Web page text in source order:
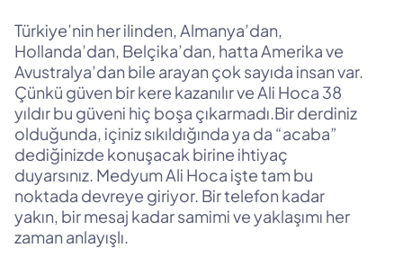
Türkiye’nin her ilinden, Almanya’dan,
Hollanda’dan, Belçika’dan, hatta Amerika ve
Avustralya’dan bile arayan çok sayıda insan var.
Çünkü güven bir kere kazanılır ve Ali Hoca 38
yıldır bu güveni hiç boşa çıkarmadı.Bir derdiniz
olduğunda, içiniz sıkıldığında ya da “acaba”
dediğinizde konuşacak birine ihtiyaç
duyarsınız. Medyum Ali Hoca işte tam bu
noktada devreye giriyor. Bir telefon kadar
yakın, bir mesaj kadar samimi ve yaklaşımı her
zaman anlayışlı.